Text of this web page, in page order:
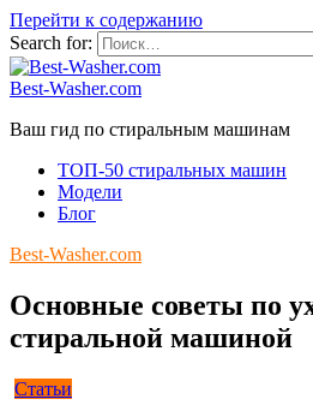
Перейти к содержанию
Search for:
Best-Washer.com
Ваш гид по стиральным машинам
ТОП-50 стиральных машин
Модели
Блог
Best-Washer.com
Основные советы по
стиральной машиной
Статьи